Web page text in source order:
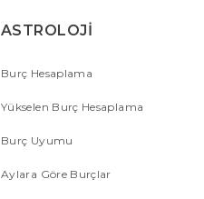
ASTROLOJİ
Burç Hesaplama
Yükselen Burç Hesaplama
Burç Uyumu
Aylara Göre Burçlar